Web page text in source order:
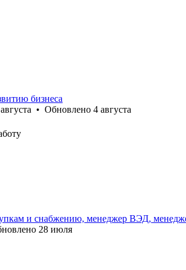
бизнеса
• Обновлено 4 августа
и снабжению, менеджер ВЭД,
28 июля